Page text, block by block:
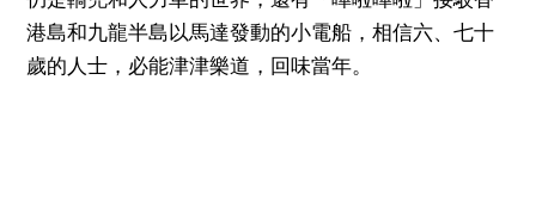
港島和九龍半島以馬達發動的小電船，相信六、七十
歲的人士，必能津津樂道，回味當年。